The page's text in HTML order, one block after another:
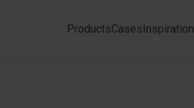
ProductsCasesInspiration